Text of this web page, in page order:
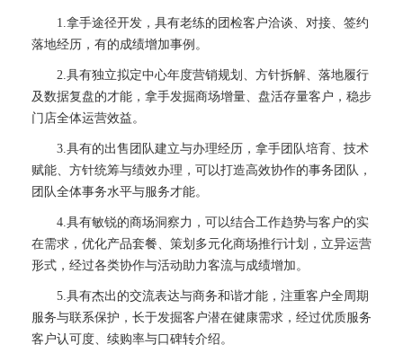
1.拿手途径开发，具有老练的团检客户洽谈、对接、签约
落地经历，有的成绩增加事例。
2.具有独立拟定中心年度营销规划、方针拆解、落地履行
及数据复盘的才能，拿手发掘商场增量、盘活存量客户，稳步
门店全体运营效益。
3.具有的出售团队建立与办理经历，拿手团队培育、技术
赋能、方针统筹与绩效办理，可以打造高效协作的事务团队，
团队全体事务水平与服务才能。
4.具有敏锐的商场洞察力，可以结合工作趋势与客户的实
在需求，优化产品套餐、策划多元化商场推行计划，立异运营
形式，经过各类协作与活动助力客流与成绩增加。
5.具有杰出的交流表达与商务和谐才能，注重客户全周期
服务与联系保护，长于发掘客户潜在健康需求，经过优质服务
客户认可度、续购率与口碑转介绍。